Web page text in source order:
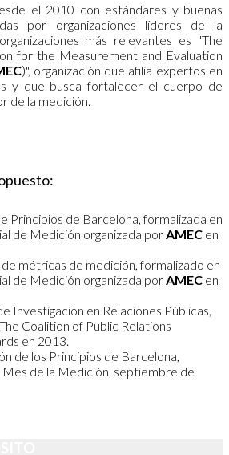
el 2010 con estándares y buenas
por organizaciones líderes de la
más relevantes es "The
for the Measurement and Evaluation
)", organización que afilia expertos en
y que busca fortalecer el cuerpo de
de la medición.
Principios de Barcelona, formalizada en
de Medición organizada porAMEC en
métricas de medición, formalizado en
de Medición organizada porAMEC en
Investigación en Relaciones Públicas,
Coalition of Public Relations
en 2013.
de los Principios de Barcelona,
Mes de la Medición, septiembre de